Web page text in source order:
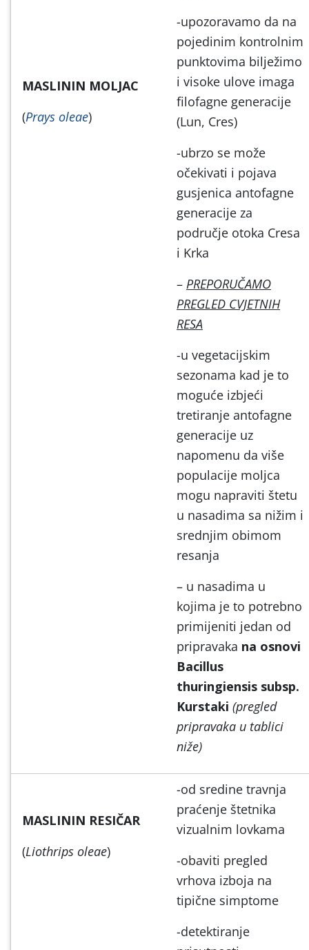
MASLININ MOLJAC
(Prays oleae)
-upozoravamo da na
pojedinim kontrolnim
punktovima bilježimo
i visoke ulove imaga
filofagne generacije
(Lun, Cres)
-ubrzo se može
očekivati i pojava
gusjenica antofagne
generacije za
područje otoka Cresa
i Krka
– PREPORUČAMO
PREGLED CVJETNIH
RESA
-u vegetacijskim
sezonama kad je to
moguće izbjeći
tretiranje antofagne
generacije uz
napomenu da više
populacije moljca
mogu napraviti štetu
u nasadima sa nižim i
srednjim obimom
resanja
– u nasadima u
kojima je to potrebno
primijeniti jedan od
pripravaka na osnovi
Bacillus
thuringiensis subsp.
Kurstaki (pregled
pripravaka u tablici
niže)
MASLININ RESIČAR
(Liothrips oleae)
-od sredine travnja
praćenje štetnika
vizualnim lovkama
-obaviti pregled
vrhova izboja na
tipične simptome
-detektiranje